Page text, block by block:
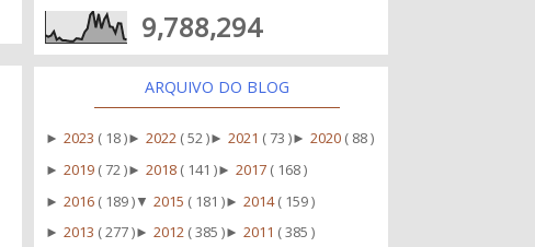
9,788,294
ARQUIVO DO BLOG
►2023 ( 18 )►2022 ( 52 )►2021 ( 73 )►2020 ( 88 )
►2019 ( 72 )►2018 ( 141 )►2017 ( 168 )
►2016 ( 189 ) ▼2015 ( 181 )►2014( 159 )
►2013 ( 277 )►2012 ( 385 )►2011 ( 385 )